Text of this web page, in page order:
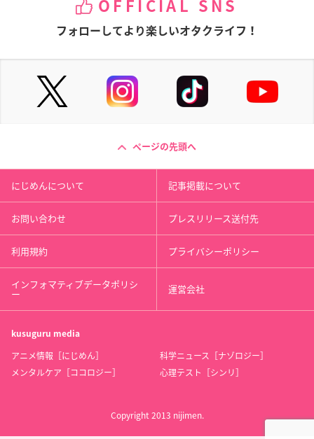
OFFICIAL SNS
フォローしてより楽しいオタクライフ！
ページの先頭へ
にじめんについて 記事掲載について
お問い合わせ プレスリリース送付先
利用規約 プライバシーポリシー
インフォマティブデータポリシ
ー 運営会社
kusuguru media
アニメ情報［にじめん］
科学ニュース［ナゾロジー］
メンタルケア［ココロジー］
心理テスト［シンリ］
Copyright 2013 nijimen.